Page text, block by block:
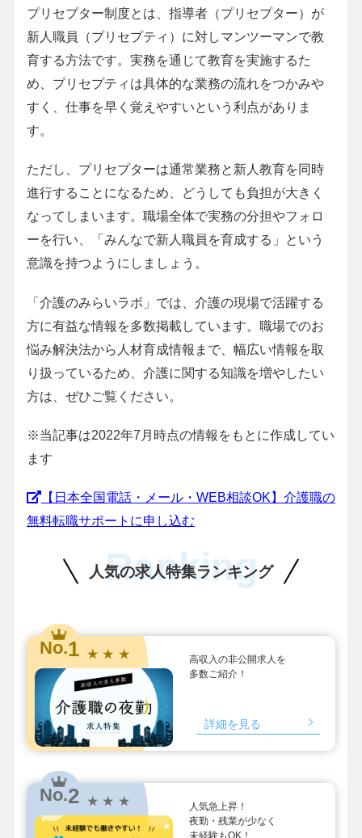
プリセプター制度とは、指導者（プリセプター）が
新人職員（プリセプティ）に対しマンツーマンで教
育する方法です。実務を通じて教育を実施するた
め、プリセプティは具体的な業務の流れをつかみや
すく、仕事を早く覚えやすいという利点がありま
す。
ただし、プリセプターは通常業務と新人教育を同時
進行することになるため、どうしても負担が大きく
なってしまいます。職場全体で実務の分担やフォロ
ーを行い、「みんなで新人職員を育成する」という
意識を持つようにしましょう。
「介護のみらいラボ」では、介護の現場で活躍する
方に有益な情報を多数掲載しています。職場でのお
悩み解決法から人材育成情報まで、幅広い情報を取
り扱っているため、介護に関する知識を増やしたい
方は、ぜひご覧ください。
※当記事は2022年7月時点の情報をもとに作成してい
ます
【日本全国電話・メール・WEB相談OK】介護職の
無料転職サポートに申し込む
人気の求人特集ランキング
Ranking
No.1 ★ ★ ★
高収入の非公開求人を
多数ご紹介！
詳細を見る
No.2 ★ ★ ★
人気急上昇！
夜勤・残業が少なく
未経験もOK！